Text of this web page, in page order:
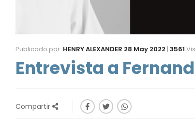
Publicado por: HENRY ALEXANDER 28 May 2022 | 3561
Entrevista a
Compartir